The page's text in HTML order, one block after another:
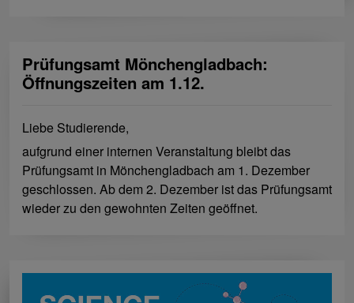
Prüfungsamt Mönchengladbach:
Öffnungszeiten am 1.12.
Liebe Studierende,
aufgrund einer internen Veranstaltung bleibt das
Prüfungsamt in Mönchengladbach am 1. Dezember
geschlossen. Ab dem 2. Dezember ist das Prüfungsamt
wieder zu den gewohnten Zeiten geöffnet.